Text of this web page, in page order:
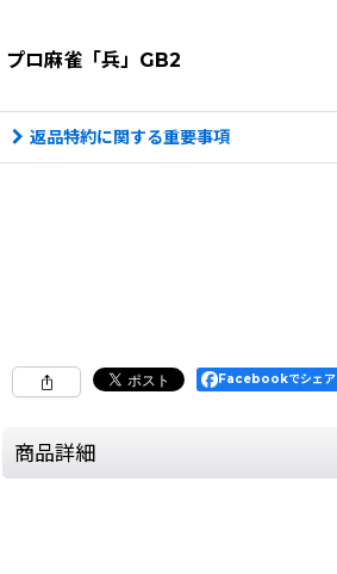
プロ麻雀「兵」GB2
返品特約に関する重要事項
Facebookでシェア
商品詳細